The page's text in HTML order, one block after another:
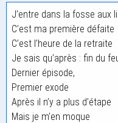
J’entre dans la fosse aux
C’est ma première défaite
C’est l’heure de la retraite
Je sais qu’après : fin du
Dernier épisode,
Premier exode
Après il n’y a plus d’étape
Mais je m’en moque